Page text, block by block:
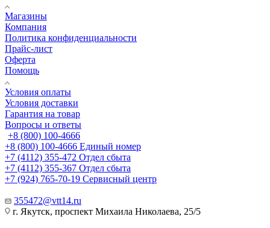
Магазины
Компания
Политика конфиденциальности
Прайс-лист
Оферта
Помощь
Условия оплаты
Условия доставки
Гарантия на товар
Вопросы и ответы
+8 (800) 100-4666
+8 (800) 100-4666 Единый номер
+7 (4112) 355-472 Отдел сбыта
+7 (4112) 355-367 Отдел сбыта
+7 (924) 765-70-19 Сервисный центр
355472@vtt14.ru
г. Якутск, проспект Михаила Николаева, 25/5